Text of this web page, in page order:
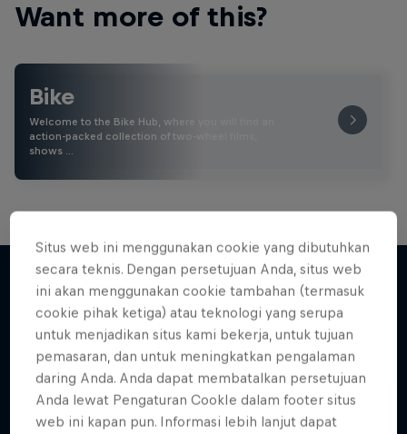
Want more of this?
Bike
Welcome to the Bike Hub, where you will find an
action-packed collection of two-wheel films,
shows …
Lebih banyak seperti ini
Situs web ini menggunakan cookie yang dibutuhkan
secara teknis. Dengan persetujuan Anda, situs web
ini akan menggunakan cookie tambahan (termasuk
cookie pihak ketiga) atau teknologi yang serupa
untuk menjadikan situs kami bekerja, untuk tujuan
pemasaran, dan untuk meningkatkan pengalaman
daring Anda. Anda dapat membatalkan persetujuan
Anda lewat Pengaturan CookIe dalam footer situs
web ini kapan pun. Informasi lebih lanjut dapat